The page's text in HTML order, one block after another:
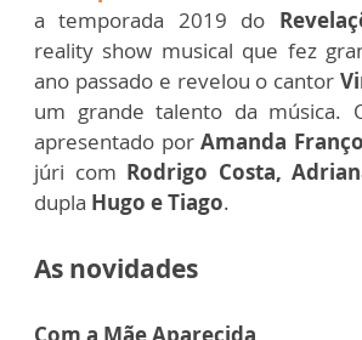
a temporada 2019 do
reality show musical que fez
ano passado e revelou o cantor
um grande talento da música.
apresentado porAmanda
júri com Rodrigo Costa,
dupla Hugo e Tiago.
As novidades